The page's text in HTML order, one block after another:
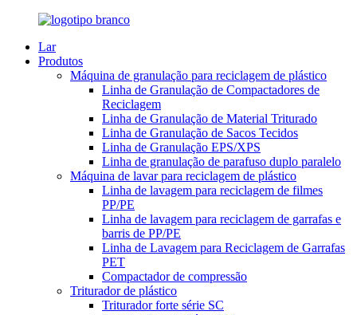
Lar
Produtos
Máquina de granulação para reciclagem de plástico
Linha de Granulação de Compactadores de
Reciclagem
Linha de Granulação de Material Triturado
Linha de Granulação de Sacos Tecidos
Linha de Granulação EPS/XPS
Linha de granulação de parafuso duplo paralelo
Máquina de lavar para reciclagem de plástico
Linha de lavagem para reciclagem de filmes
PP/PE
Linha de lavagem para reciclagem de garrafas e
barris de PP/PE
Linha de Lavagem para Reciclagem de Garrafas
PET
Compactador de compressão
Triturador de plástico
Triturador forte série SC